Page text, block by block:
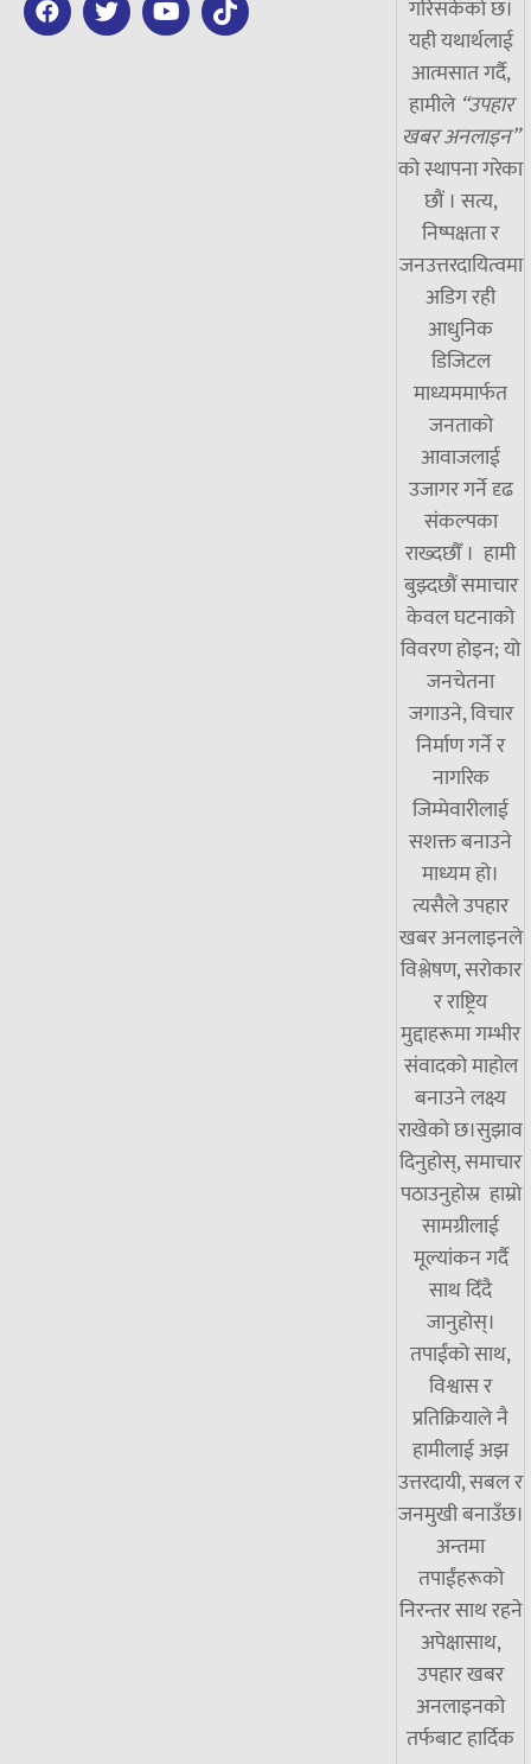
गरिसकेको छ।
यही यथार्थलाई
आत्मसात गर्दै,
हामीले “उपहार
खबर अनलाइन”
को स्थापना गरेका
छौं । सत्य,
निष्पक्षता र
जनउत्तरदायित्वमा
अडिग रही
आधुनिक
डिजिटल
माध्यममार्फत
जनताको
आवाजलाई
उजागर गर्ने दृढ
संकल्पका
राख्दछौँ । हामी
बुझ्दछौं समाचार
केवल घटनाको
विवरण होइन; यो
जनचेतना
जगाउने, विचार
निर्माण गर्ने र
नागरिक
जिम्मेवारीलाई
सशक्त बनाउने
माध्यम हो।
त्यसैले उपहार
खबर अनलाइनले
विश्लेषण, सरोकार
र राष्ट्रिय
मुद्दाहरूमा गम्भीर
संवादको माहोल
बनाउने लक्ष्य
राखेको छ।सुझाव
दिनुहोस्, समाचार
पठाउनुहोस्र हाम्रो
सामग्रीलाई
मूल्यांकन गर्दै
साथ दिँदै
जानुहोस्।
तपाईंको साथ,
विश्वास र
प्रतिक्रियाले नै
हामीलाई अझ
उत्तरदायी, सबल र
जनमुखी बनाउँछ।
अन्तमा
तपाईंहरूको
निरन्तर साथ रहने
अपेक्षासाथ,
उपहार खबर
अनलाइनको
तर्फबाट हार्दिक